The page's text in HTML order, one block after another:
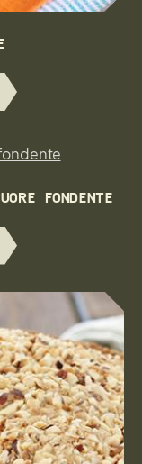
FONDENTE